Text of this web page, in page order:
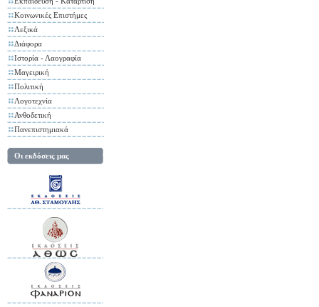
Κοινωνικές Επιστήμες
Λεξικά
Διάφορα
Ιστορία - Λαογραφία
Μαγειρική
Πολιτική
Λογοτεχνία
Ανθοδετική
Πανεπιστημιακά
Οι εκδόσεις μας